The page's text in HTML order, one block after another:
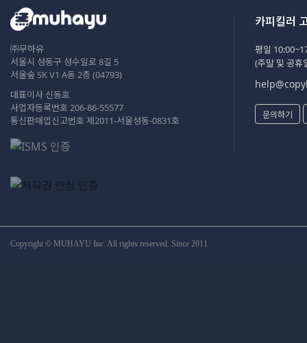
㈜무하유
서울시 성동구 성수일로 8길 5
서울숲 SK V1 A동 2층 (04793)
대표이사 신동호
사업자등록번호 206-86-55577
통신판매업신고번호 제2011-서울성동-0831호
카피킬러
평일
(주말 및 공휴
문의하기
Copyright © MUHAYU Inc. All rights reserved. Since 2011